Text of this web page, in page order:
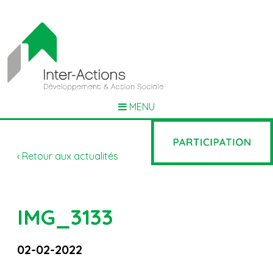
MENU
‹ Retour aux actualités
IMG_3133
02-02-2022